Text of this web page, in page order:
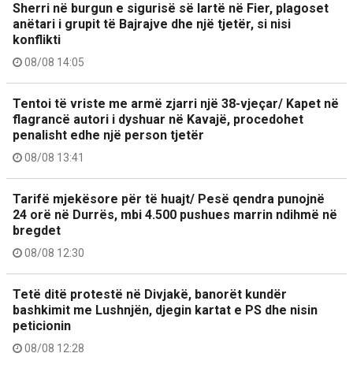
Sherri në burgun e sigurisë së lartë në Fier, plagoset
anëtari i grupit të Bajrajve dhe një tjetër, si nisi
konflikti
08/08 14:05
Tentoi të vriste me armë zjarri një 38-vjeçar/ Kapet në
flagrancë autori i dyshuar në Kavajë, procedohet
penalisht edhe një person tjetër
08/08 13:41
Tarifë mjekësore për të huajt/ Pesë qendra punojnë
24 orë në Durrës, mbi 4.500 pushues marrin ndihmë në
bregdet
08/08 12:30
Tetë ditë protestë në Divjakë, banorët kundër
bashkimit me Lushnjën, djegin kartat e PS dhe nisin
peticionin
08/08 12:28